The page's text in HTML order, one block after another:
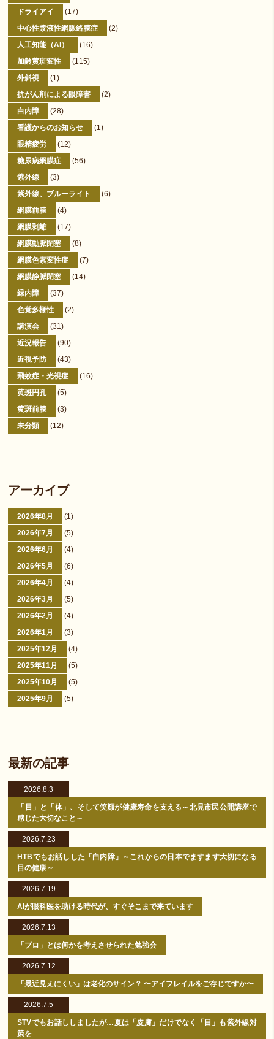
ドライアイ
(17)
中心性漿液性網脈絡膜症
(2)
人工知能（AI）
(16)
加齢黄斑変性
(115)
外斜視
(1)
抗がん剤による眼障害
(2)
白内障
(28)
看護からのお知らせ
(1)
眼精疲労
(12)
糖尿病網膜症
(56)
紫外線
(3)
紫外線、ブルーライト
(6)
網膜前膜
(4)
網膜剥離
(17)
網膜動脈閉塞
(8)
網膜色素変性症
(7)
網膜静脈閉塞
(14)
緑内障
(37)
色覚多様性
(2)
講演会
(31)
近況報告
(90)
近視予防
(43)
飛蚊症・光視症
(16)
黄斑円孔
(5)
黄斑前膜
(3)
未分類
(12)
アーカイブ
2026年8月
(1)
2026年7月
(5)
2026年6月
(4)
2026年5月
(6)
2026年4月
(4)
2026年3月
(5)
2026年2月
(4)
2026年1月
(3)
2025年12月
(4)
2025年11月
(5)
2025年10月
(5)
2025年9月
(5)
最新の記事
2026.8.3
「目」と「体」、そして笑顔が健康寿命を支える～北見市民公開講座で
感じた大切なこと～
2026.7.23
HTBでもお話しした「白内障」～これからの日本でますます大切になる
目の健康～
2026.7.19
AIが眼科医を助ける時代が、すぐそこまで来ています
2026.7.13
「プロ」とは何かを考えさせられた勉強会
2026.7.12
「最近見えにくい」は老化のサイン？ 〜アイフレイルをご存じですか〜
2026.7.5
STVでもお話ししましたが…夏は「皮膚」だけでなく「目」も紫外線対
策を